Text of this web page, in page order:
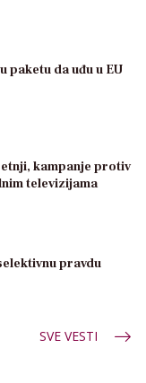
paketu da uđu u EU
kampanje protiv
televizijama
pravdu
SVE VESTI